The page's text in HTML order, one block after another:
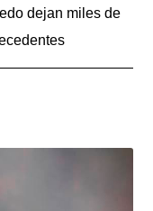
dejan miles de